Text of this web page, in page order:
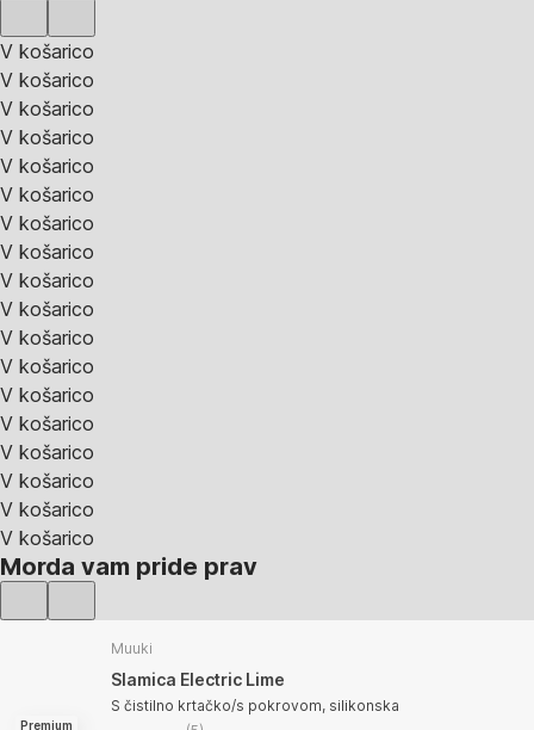
V košarico
V košarico
V košarico
V košarico
V košarico
V košarico
V košarico
V košarico
V košarico
V košarico
V košarico
V košarico
V košarico
V košarico
V košarico
V košarico
V košarico
V košarico
Morda vam pride prav
Premium
Muuki
Slamica Electric Lime
S čistilno krtačko/s pokrovom, silikonska